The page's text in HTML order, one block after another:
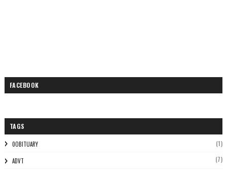
FACEBOOK
TAGS
0OBITUARY (1)
ADVT (7)